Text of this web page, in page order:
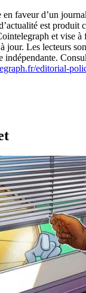
en faveur d’un
est produit
et vise à
jour. Les lecteurs
indépendante.
editorial-